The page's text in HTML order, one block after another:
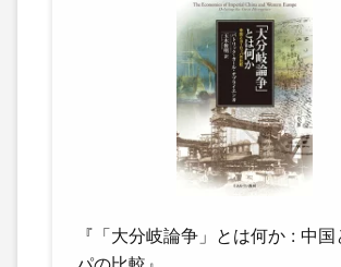
『「大分岐論争」とは何か : 中